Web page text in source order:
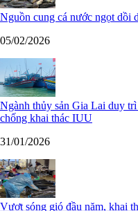
Nguồn cung cá nước ngọt dồi
05/02/2026
Ngành thủy sản Gia Lai duy
chống khai thác IUU
31/01/2026
Vượt sóng gió đầu năm, khai